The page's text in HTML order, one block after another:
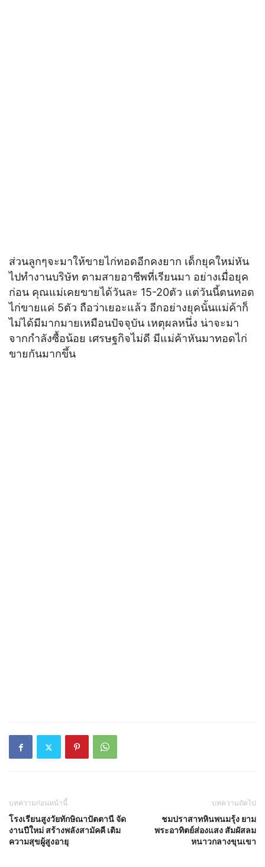
ส่วนลูกๆจะมาให้ขายไก่ทอดอีกคงยาก เด็กยุคใหม่หัน
ไปทำงานบริษัท ตามสายอาชีพที่เรียนมา อย่างเมื่อยุค
ก่อน คุณแม่เคยขายได้วันละ 15-20ตัว แต่วันนี้ตนทอด
ไก่ขายแค่ 5ตัว ถือว่าเยอะแล้ว อีกอย่างยุคนั้นแม่ค้าก็
ไม่ได้มีมากมายเหมือนปัจจุบัน เหตุผลหนึ่ง น่าจะมา
จากกำลังซื้อน้อย เศรษฐกิจไม่ดี มีแม่ค้าหันมาทอดไก่
ขายกันมากขึ้น
บทความก่อนหน้านี้
โรงเรียนสูงวัยทักษิณาปัตตานี จัด
งานปีใหม่ สร้างพลังสามัคคี เติม
ความสุขผู้สูงอายุ
บทความถัดไป
ชมปราสาทหินพนมรุ้ง ยาม
พระอาทิตย์ส่องแสง สัมผัสลม
หนาวกลางขุนเขา